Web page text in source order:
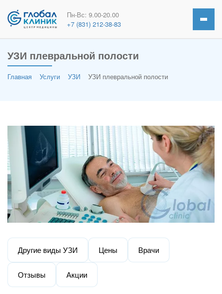
Пн-Вс: 9.00-20.00
+7 (831) 212-38-83
УЗИ плевральной полости
Главная Услуги УЗИ УЗИ плевральной полости
Другие виды УЗИ Цены Врачи
Отзывы Акции